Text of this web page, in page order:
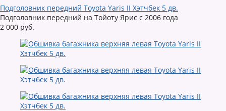
Подголовник передний Toyota Yaris II Хэтчбек 5 дв.
Подголовник передний на Тойоту Ярис с 2006 года
2 000 руб.